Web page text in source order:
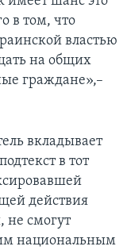
в том, что
властью
на общих
граждане»,–
вкладывает
в тот
действия
не смогут
национальным